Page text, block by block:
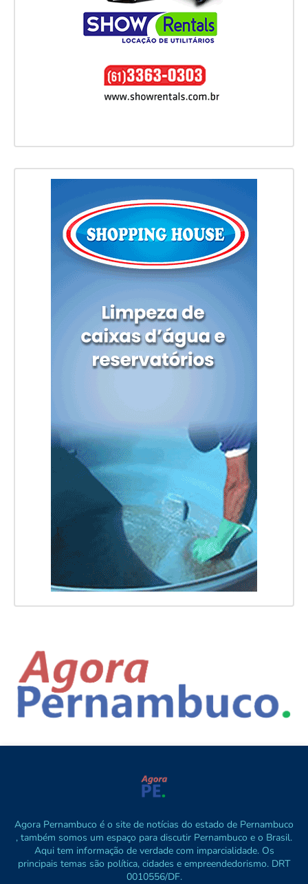
Agora Pernambuco é o site de notícias do estado de Pernambuco
, também somos um espaço para discutir Pernambuco e o Brasil.
Aqui tem informação de verdade com imparcialidade. Os
principais temas são política, cidades e empreendedorismo. DRT
0010556/DF.